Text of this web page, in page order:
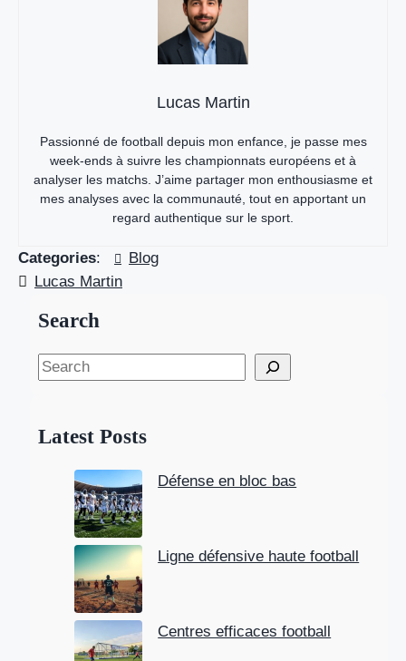
Lucas Martin
Passionné de football depuis mon enfance, je passe mes
week-ends à suivre les championnats européens et à
analyser les matchs. J’aime partager mon enthousiasme et
mes analyses avec la communauté, tout en apportant un
regard authentique sur le sport.
Categories:
Blog
Lucas Martin
Search
S
r
Latest Posts
Défense en bloc bas
Ligne défensive haute football
Centres efficaces football